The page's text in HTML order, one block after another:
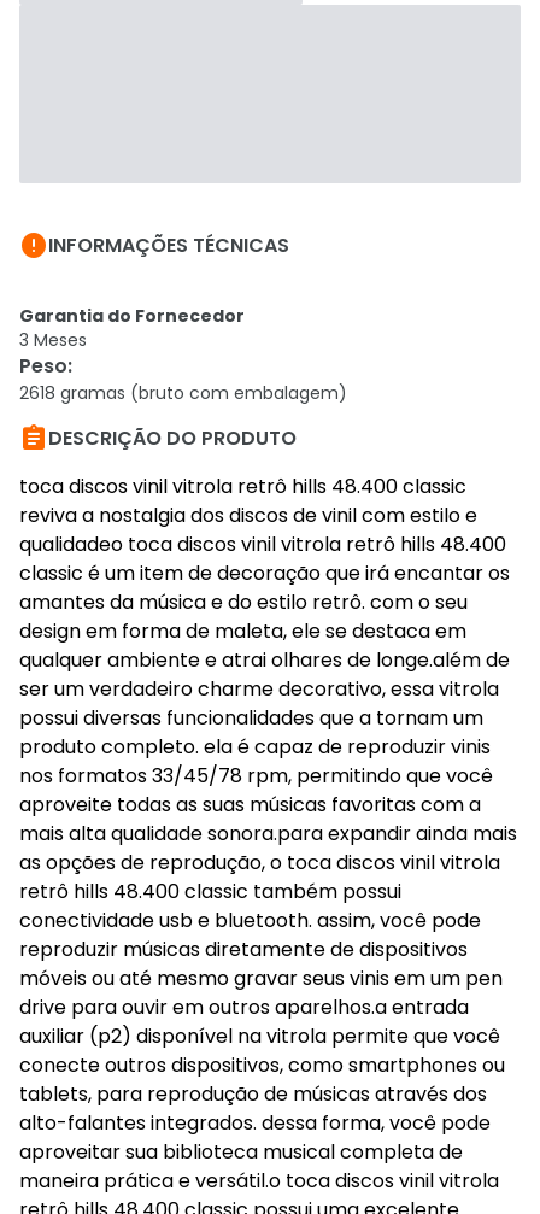
INFORMAÇÕES TÉCNICAS
Garantia do Fornecedor
3 Meses
Peso:
2618 gramas (bruto com embalagem)
DESCRIÇÃO DO PRODUTO
toca discos vinil vitrola retrô hills 48.400 classic
reviva a nostalgia dos discos de vinil com estilo e
qualidadeo toca discos vinil vitrola retrô hills 48.400
classic é um item de decoração que irá encantar os
amantes da música e do estilo retrô. com o seu
design em forma de maleta, ele se destaca em
qualquer ambiente e atrai olhares de longe.além de
ser um verdadeiro charme decorativo, essa vitrola
possui diversas funcionalidades que a tornam um
produto completo. ela é capaz de reproduzir vinis
nos formatos 33/45/78 rpm, permitindo que você
aproveite todas as suas músicas favoritas com a
mais alta qualidade sonora.para expandir ainda mais
as opções de reprodução, o toca discos vinil vitrola
retrô hills 48.400 classic também possui
conectividade usb e bluetooth. assim, você pode
reproduzir músicas diretamente de dispositivos
móveis ou até mesmo gravar seus vinis em um pen
drive para ouvir em outros aparelhos.a entrada
auxiliar (p2) disponível na vitrola permite que você
conecte outros dispositivos, como smartphones ou
tablets, para reprodução de músicas através dos
alto-falantes integrados. dessa forma, você pode
aproveitar sua biblioteca musical completa de
maneira prática e versátil.o toca discos vinil vitrola